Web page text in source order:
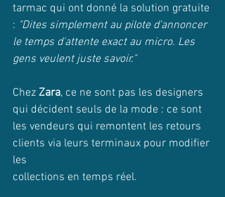
tarmac qui ont donné la solution gratuite
: "Dites simplement au pilote d'annoncer
le temps d'attente exact au micro. Les
gens veulent juste savoir."
Chez Zara, ce ne sont pas les designers
qui décident seuls de la mode : ce sont
les vendeurs qui remontent les retours
clients via leurs terminaux pour modifier
les
collections en temps réel.